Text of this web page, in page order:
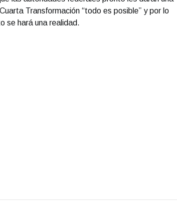
Transformación “todo es posible” y por lo
se hará una realidad.